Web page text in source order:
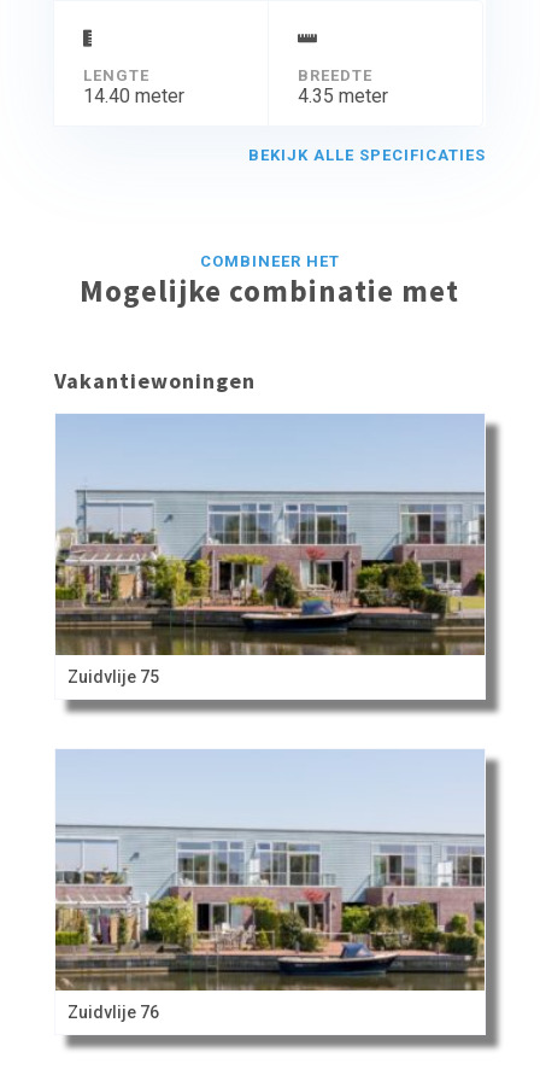
LENGTE
14.40 meter
BREEDTE
4.35 meter
BEKIJK ALLE SPECIFICATIES
COMBINEER HET
Mogelijke combinatie met
Vakantiewoningen
Zuidvlije 75
Zuidvlije 76